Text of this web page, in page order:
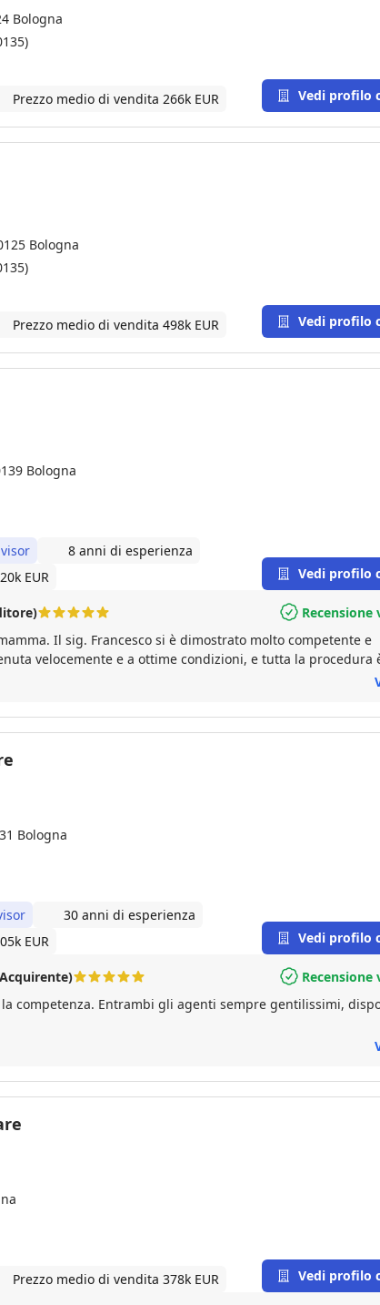
Bologna
Prezzo medio di vendita 266k EUR Vedi profilo
Bologna
Prezzo medio di vendita 498k EUR Vedi profilo
Bologna
8 anni di esperienza
EUR
Vedi profilo
Il sig. Francesco si è dimostrato molto competente e
velocemente e a ottime condizioni, e tutta la procedura
Sono molto soddisfatto
Bologna
30 anni di esperienza
EUR
Vedi profilo
competenza. Entrambi gli agenti sempre gentilissimi,
Prezzo medio di vendita 378k EUR Vedi profilo